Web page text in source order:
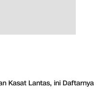
Kasat Lantas, ini Daftarnya